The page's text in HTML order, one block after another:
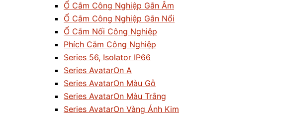
Ổ Cắm Công Nghiệp Gắn Âm
Ổ Cắm Công Nghiệp Gắn Nổi
Ổ Cắm Nối Công Nghiệp
Phích Cắm Công Nghiệp
Series 56, Isolator IP66
Series AvatarOn A
Series AvatarOn Màu Gỗ
Series AvatarOn Màu Trắng
Series AvatarOn Vàng Ánh Kim